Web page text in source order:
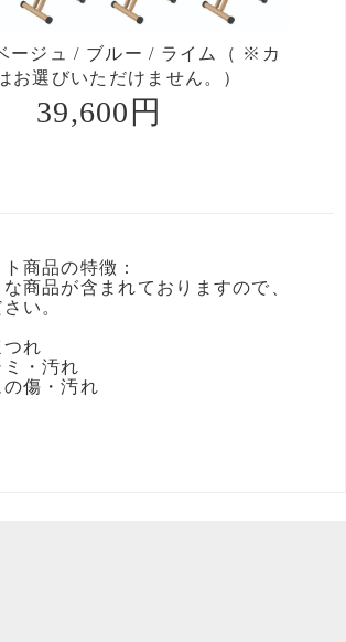
ージュ / ブルー / ライム（ ※カ
お選びいただけません。）
39,600円
商品の特徴：
商品が含まれておりますので、
い。
つれ
ミ・汚れ
の傷・汚れ